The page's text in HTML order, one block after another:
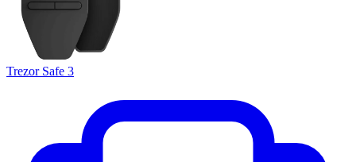
Trezor Safe 3